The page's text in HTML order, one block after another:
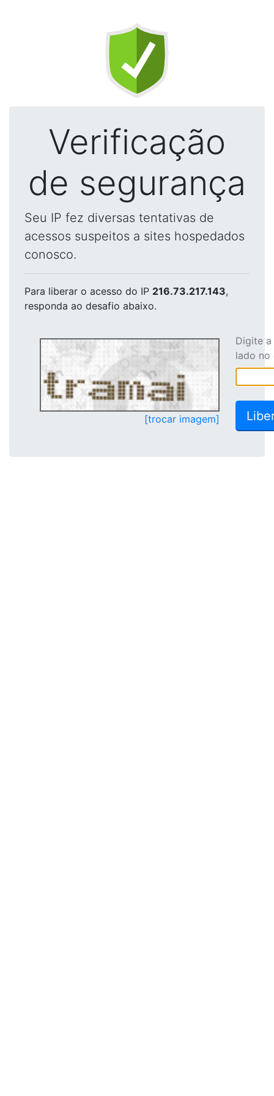
Verificação
de segurança
Seu IP fez diversas tentativas de
acessos suspeitos a sites hospedados
conosco.
Para liberar o acesso do IP 216.73.217.143,
responda ao desafio abaixo.
[trocar imagem]
Digite
lado no